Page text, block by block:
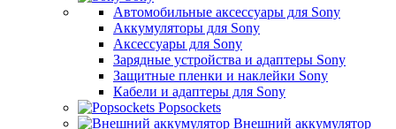
Автомобильные аксессуары для Sony
Аккумуляторы для Sony
Аксессуары для Sony
Зарядные устройства и адаптеры Sony
Защитные пленки и наклейки Sony
Кабели и адаптеры для Sony
Popsockets
Внешний аккумулятор